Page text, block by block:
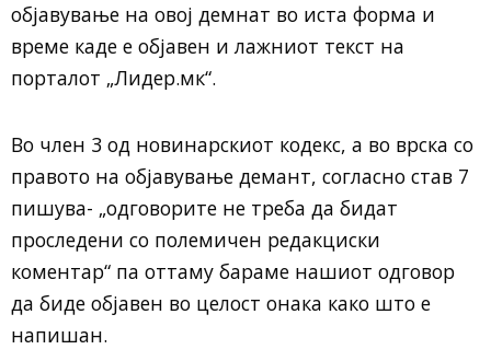
објавување на овој демнат во иста форма и
време каде е објавен и лажниот текст на
порталот „Лидер.мк“.
Во член 3 од новинарскиот кодекс, а во врска со
правото на објавување демант, согласно став 7
пишува- „одговорите не треба да бидат
проследени со полемичен редакциски
коментар“ па оттаму бараме нашиот одговор
да биде објавен во целост онака како што е
напишан.